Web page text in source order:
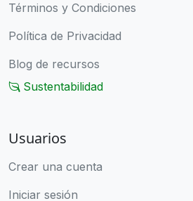
Términos y Condiciones
Política de Privacidad
Blog de recursos
Sustentabilidad
Usuarios
Crear una cuenta
Iniciar sesión